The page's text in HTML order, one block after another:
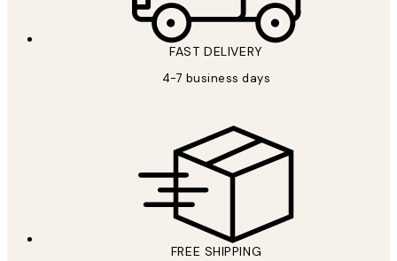
FAST DELIVERY
4-7 business days
FREE SHIPPING